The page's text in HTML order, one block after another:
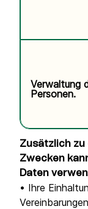
Verwaltung
Personen.
Zusätzlich
Zwecken
Daten
• Ihre